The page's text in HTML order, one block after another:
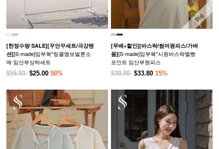
[한정수량 SALE][꾸안꾸세트/극강텐
션][S-made]임부복*링클엠보벌룬소
매 임산부상하세트
$59.80 $25.00 58%
[무배+할인][바스락/썸머원피스/가벼
움][S-made]임부복*시원바스락멜빵
포인트 임산부원피스
$39.80 $33.80 15%